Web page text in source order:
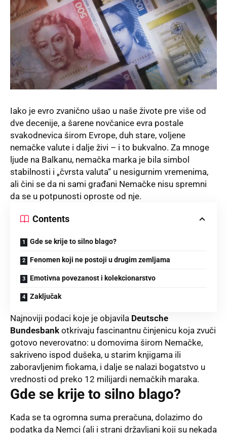
Iako je evro zvanično ušao u naše živote pre više od
dve decenije, a šarene novčanice evra postale
svakodnevica širom Evrope, duh stare, voljene
nemačke valute i dalje živi – i to bukvalno. Za mnoge
ljude na Balkanu, nemačka marka je bila simbol
stabilnosti i „čvrsta valuta“ u nesigurnim vremenima,
ali čini se da ni sami građani Nemačke nisu spremni
da se u potpunosti oproste od nje.
Contents
Gde se krije to silno blago?
Fenomen koji ne postoji u drugim zemljama
Emotivna povezanost i kolekcionarstvo
Zaključak
Najnoviji podaci koje je objavila Deutsche
Bundesbank otkrivaju fascinantnu činjenicu koja zvuči
gotovo neverovatno: u domovima širom Nemačke,
sakriveno ispod dušeka, u starim knjigama ili
zaboravljenim fiokama, i dalje se nalazi bogatstvo u
vrednosti od preko 12 milijardi nemačkih maraka.
Gde se krije to silno blago?
Kada se ta ogromna suma preračuna, dolazimo do
podatka da Nemci (ali i strani državljani koji su nekada